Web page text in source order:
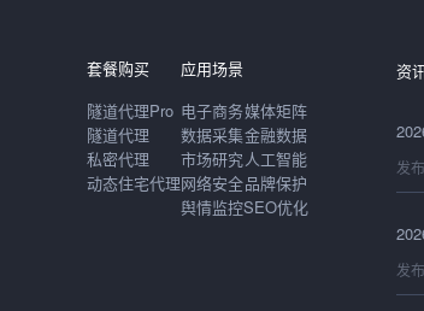
套餐购买
隧道代理Pro
隧道代理
私密代理
动态住宅代理
应用场景
电子商务
数据采集
市场研究
网络安全
舆情监控
媒体矩阵
金融数据
人工智能
品牌保护
SEO优化
资
发
发
发